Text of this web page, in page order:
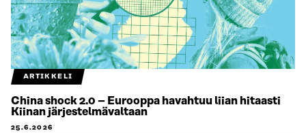
ARTIKKELI
China shock 2.0 – Eurooppa havahtuu liian hitaasti
Kiinan järjestelmävaltaan
25.6.2026